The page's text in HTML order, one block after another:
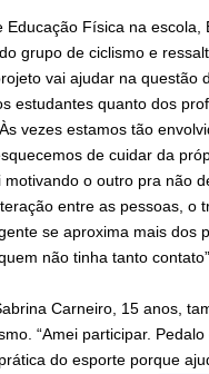
Educação Física na escola,
grupo de ciclismo e
vai ajudar na questão
estudantes quanto dos
vezes estamos tão
de cuidar da
motivando o outro pra não
entre as pessoas, o
se aproxima mais dos
não tinha tanto
Carneiro, 15 anos,
“Amei participar.
do esporte porque